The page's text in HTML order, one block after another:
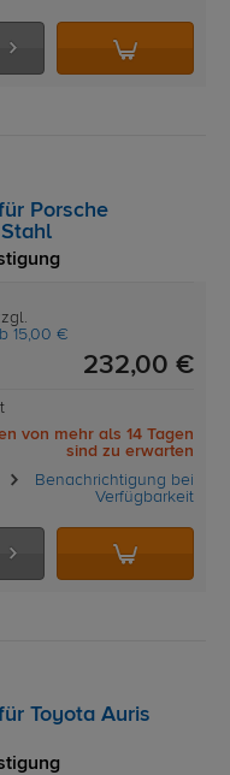
Porsche
15,00 €
232,00 €
von mehr als 14 Tagen
sind zu erwarten
Benachrichtigung bei
Verfügbarkeit
Toyota Auris